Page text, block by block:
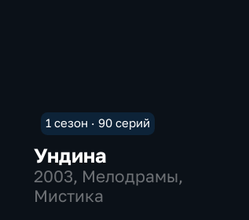
1 сезон · 90 серий
Ундина
2003, Мелодрамы,
Мистика